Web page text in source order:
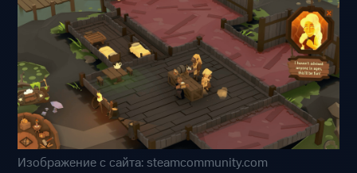
Изображение с сайта: steamcommunity.com